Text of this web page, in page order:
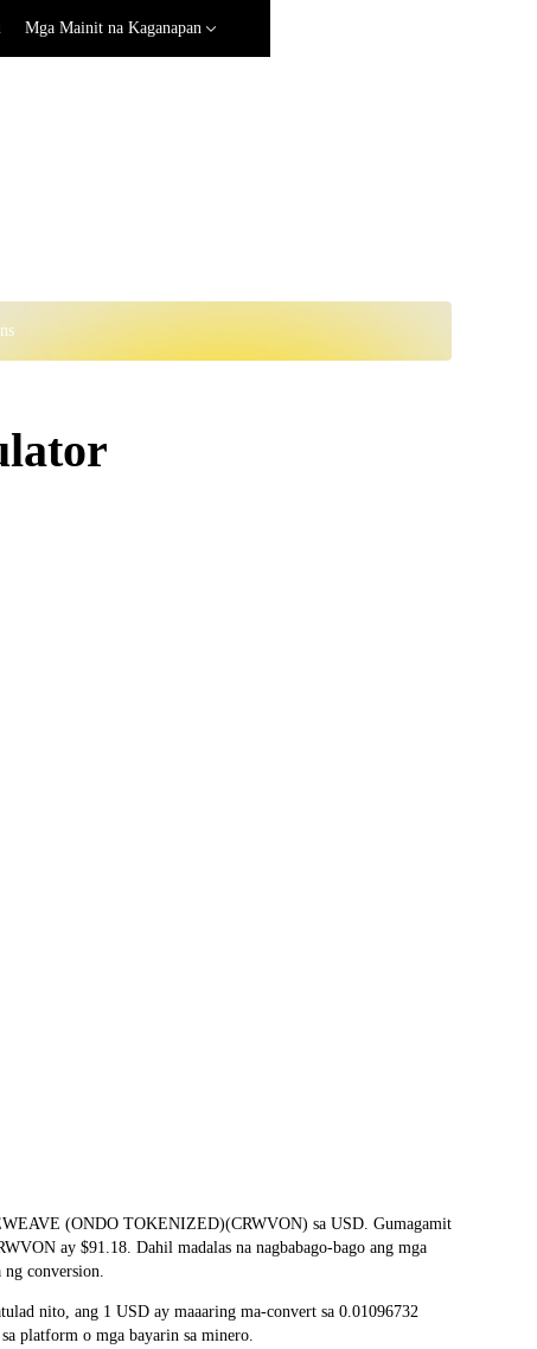
Mga Mainit na Kaganapan
(ONDO TOKENIZED)(CRWVON) sa USD. Gumagamit
ay $91.18. Dahil madalas na nagbabago-bago ang mga
ng conversion.
nito, ang 1 USD ay maaaring ma-convert sa 0.01096732
platform o mga bayarin sa minero.